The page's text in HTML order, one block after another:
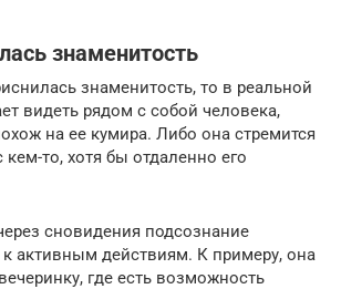
знаменитость
знаменитость, то в реальной
видеть рядом с собой человека,
на ее кумира. Либо она стремится
то, хотя бы отдаленно его
сновидения подсознание
к активным действиям. К примеру, она
где есть возможность